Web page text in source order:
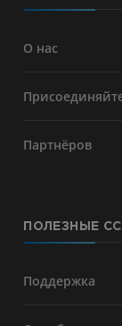
О нас
Партнёров
ПОЛЕЗНЫЕ
Поддержка